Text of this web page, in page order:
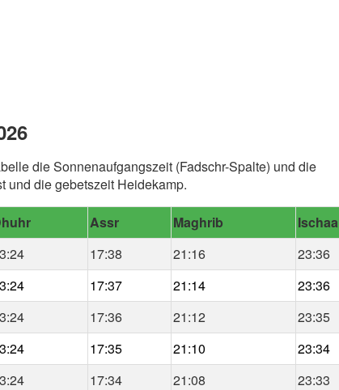
die Sonnenaufgangszeit (Fadschr-Spalte) und die
und die gebetszeit Heidekamp.
Assr Maghrib
Ischaa
17:38 21:16
23:36
17:37 21:14
23:36
17:36 21:12
23:35
17:35 21:10
23:34
17:34 21:08
23:33